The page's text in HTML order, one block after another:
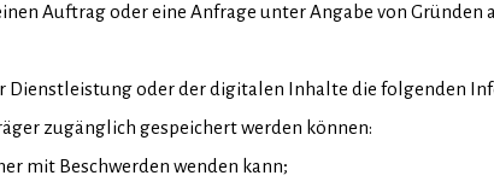
Auftrag oder eine Anfrage unter Angabe von
Dienstleistung oder der digitalen Inhalte die folgenden
zugänglich gespeichert werden können:
mit Beschwerden wenden kann;